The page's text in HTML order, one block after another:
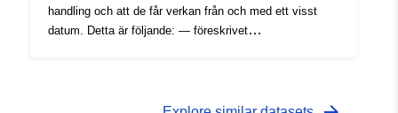
handling och att de får verkan från och med ett visst
datum. Detta är följande: — föreskrivet